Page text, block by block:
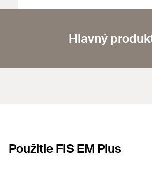
Hlavný
Použitie FIS EM Plus